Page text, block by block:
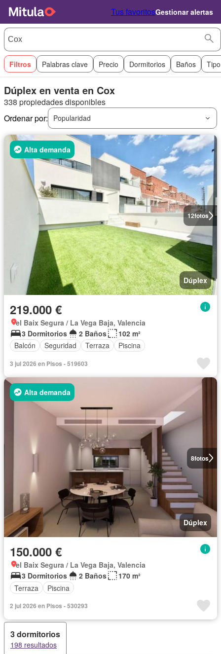
Tus favoritosGestionar alertas
Filtros Palabras clave Precio Dormitorios Baños
Dúplex en venta en Cox
338 propiedades disponibles
Ordenar por:
Popularidad
12fotos
Alta demanda
Dúplex
219.000 €
el Baix Segura / La Vega Baja, Valencia
3 Dormitorios
2 Baños
102 m²
Balcón
Seguridad Terraza Piscina
3 jul 2026 en Pisos - 519603
8fotos
Alta demanda
Dúplex
150.000 €
el Baix Segura / La Vega Baja, Valencia
3 Dormitorios
2 Baños
170 m²
Terraza
Piscina
2 jul 2026 en Pisos - 530293
3 dormitorios
198 resultados